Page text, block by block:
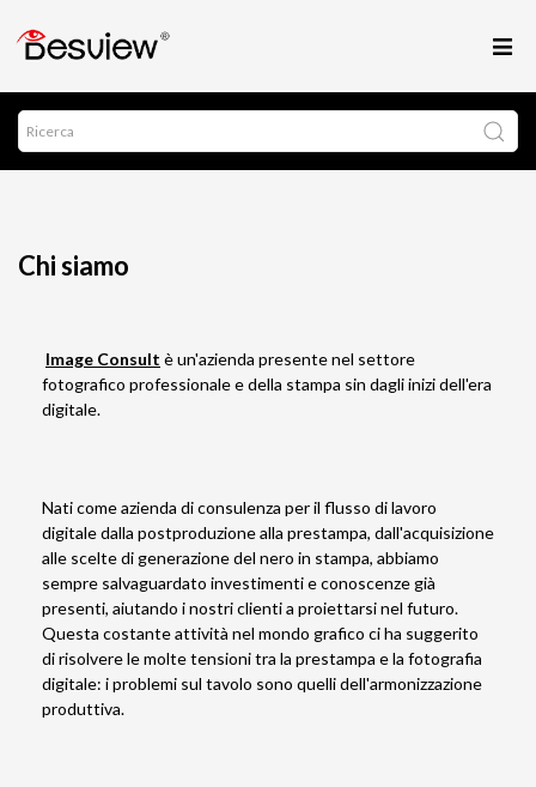
Chi siamo
Image Consult è un'azienda presente nel settore
fotografico professionale e della stampa sin dagli inizi dell'era
digitale.
Nati come azienda di consulenza per il flusso di lavoro
digitale dalla postproduzione alla prestampa, dall'acquisizione
alle scelte di generazione del nero in stampa, abbiamo
sempre salvaguardato investimenti e conoscenze già
presenti, aiutando i nostri clienti a proiettarsi nel futuro.
Questa costante attività nel mondo grafico ci ha suggerito
di risolvere le molte tensioni tra la prestampa e la fotografia
digitale: i problemi sul tavolo sono quelli dell'armonizzazione
produttiva.